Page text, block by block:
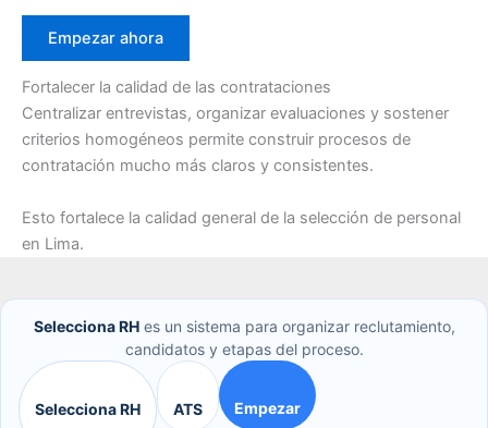
Empezar ahora
Fortalecer la calidad de las contrataciones
Centralizar entrevistas, organizar evaluaciones y sostener
criterios homogéneos permite construir procesos de
contratación mucho más claros y consistentes.
Esto fortalece la calidad general de la selección de personal
en Lima.
Selecciona RHes un sistema para organizar reclutamiento,
candidatos y etapas del proceso.
Selecciona RH ATS Empezar